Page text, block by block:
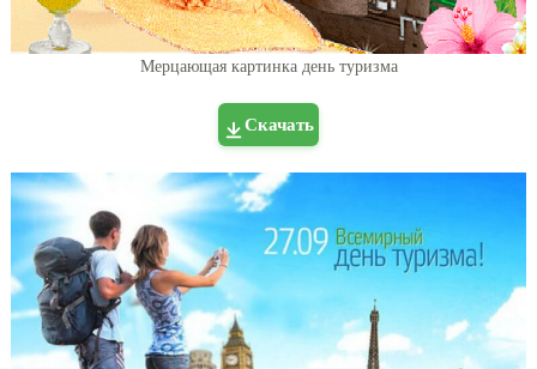
Мерцающая картинка день туризма
Скачать